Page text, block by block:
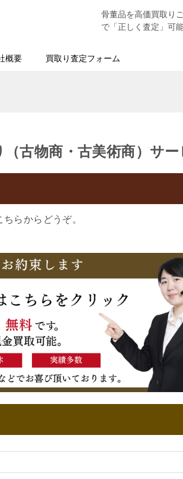
骨董品を高価買取り
で「正しく査定」可
概要 買取り査定フォーム
古物商・古美術商）サー
らからどうぞ。